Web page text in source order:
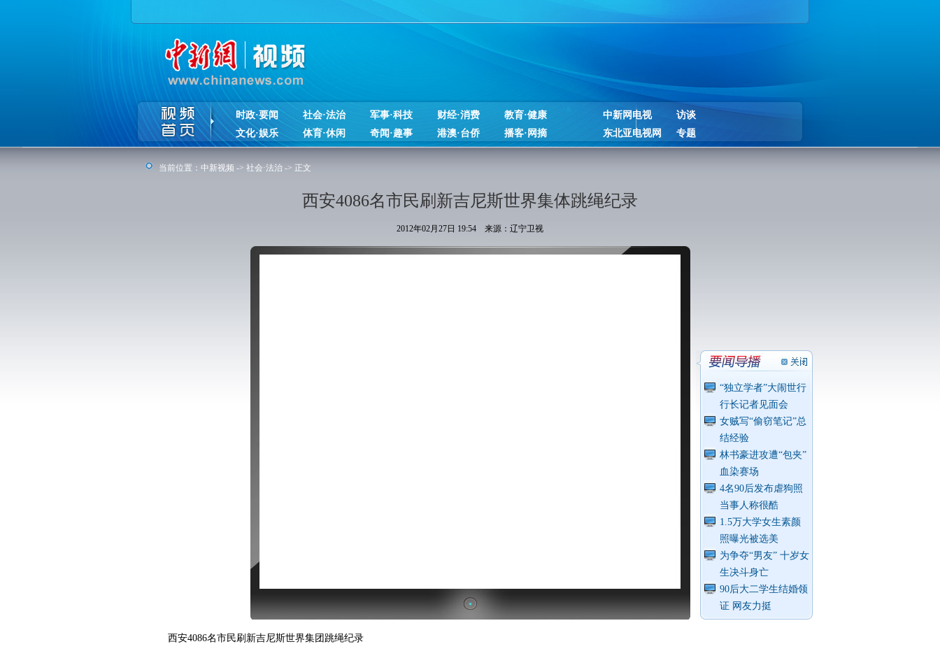
时政·要闻 社会·法治 军事·科技 财经·消费
教育·健康
文化·娱乐
体育·休闲 奇闻·趣事 港澳·台侨 播客·网摘
中新网电视
访谈
东北亚电视网
专题
当前位置： 中新视频 -> 社会·法治 -> 正文
西安4086名市民刷新吉尼斯世界集体跳绳纪录
2012年02月27日 19:54 来源：辽宁卫视
“独立学者”大闹世行
行长记者见面会
女贼写“偷窃笔记”总
结经验
林书豪进攻遭“包夹”
血染赛场
4名90后发布虐狗照
当事人称很酷
1.5万大学女生素颜
照曝光被选美
为争夺“男友” 十岁女
生决斗身亡
90后大二学生结婚领
证 网友力挺
西安4086名市民刷新吉尼斯世界集团跳绳纪录